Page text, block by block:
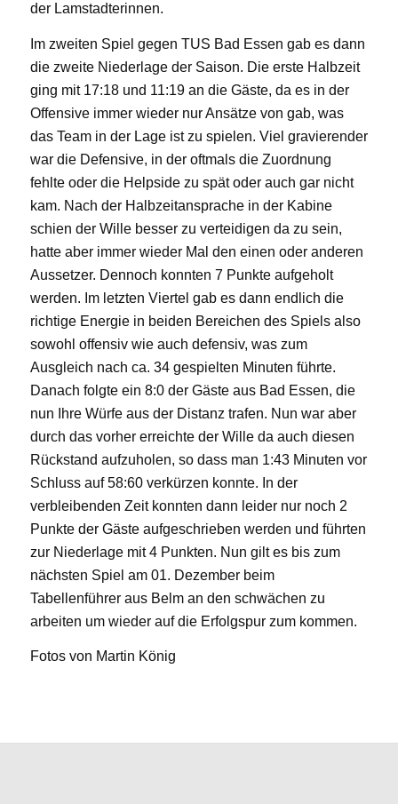
der Lamstadterinnen.
Im zweiten Spiel gegen TUS Bad Essen gab es dann
die zweite Niederlage der Saison. Die erste Halbzeit
ging mit 17:18 und 11:19 an die Gäste, da es in der
Offensive immer wieder nur Ansätze von gab, was
das Team in der Lage ist zu spielen. Viel gravierender
war die Defensive, in der oftmals die Zuordnung
fehlte oder die Helpside zu spät oder auch gar nicht
kam. Nach der Halbzeitansprache in der Kabine
schien der Wille besser zu verteidigen da zu sein,
hatte aber immer wieder Mal den einen oder anderen
Aussetzer. Dennoch konnten 7 Punkte aufgeholt
werden. Im letzten Viertel gab es dann endlich die
richtige Energie in beiden Bereichen des Spiels also
sowohl offensiv wie auch defensiv, was zum
Ausgleich nach ca. 34 gespielten Minuten führte.
Danach folgte ein 8:0 der Gäste aus Bad Essen, die
nun Ihre Würfe aus der Distanz trafen. Nun war aber
durch das vorher erreichte der Wille da auch diesen
Rückstand aufzuholen, so dass man 1:43 Minuten vor
Schluss auf 58:60 verkürzen konnte. In der
verbleibenden Zeit konnten dann leider nur noch 2
Punkte der Gäste aufgeschrieben werden und führten
zur Niederlage mit 4 Punkten. Nun gilt es bis zum
nächsten Spiel am 01. Dezember beim
Tabellenführer aus Belm an den schwächen zu
arbeiten um wieder auf die Erfolgspur zum kommen.
Fotos von Martin König